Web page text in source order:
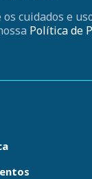
cuidados e
Política de